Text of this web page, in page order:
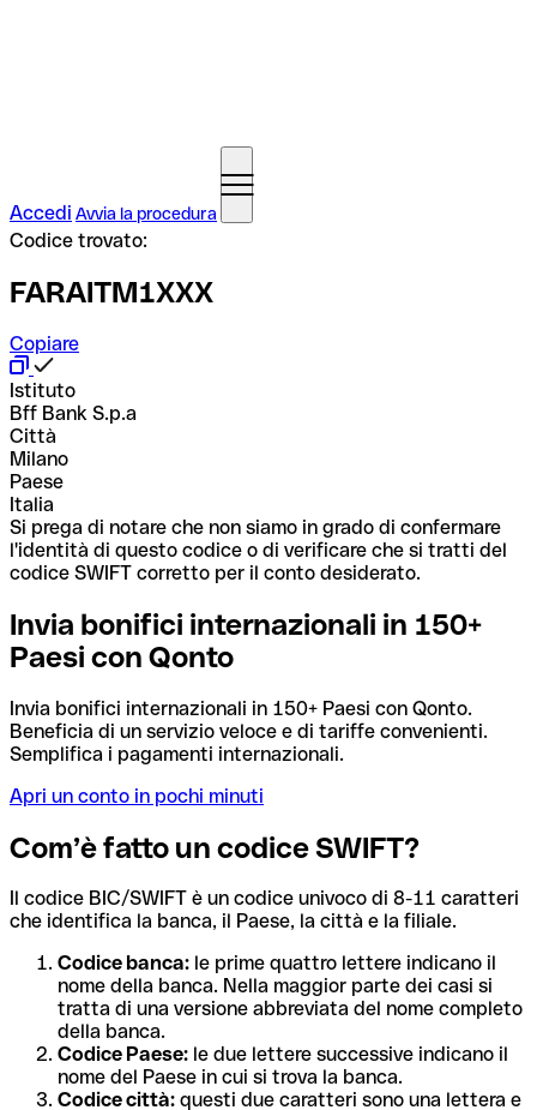
Accedi Avvia la procedura
Codice trovato:
FARAITM1XXX
Copiare
Istituto
Bff Bank S.p.a
Città
Milano
Paese
Italia
Si prega di notare che non siamo in grado di confermare
l'identità di questo codice o di verificare che si tratti del
codice SWIFT corretto per il conto desiderato.
Invia bonifici internazionali in 150+
Paesi con Qonto
Invia bonifici internazionali in 150+ Paesi con Qonto.
Beneficia di un servizio veloce e di tariffe convenienti.
Semplifica i pagamenti internazionali.
Apri un conto in pochi minuti
Com’è fatto un codice SWIFT?
Il codice BIC/SWIFT è un codice univoco di 8-11 caratteri
che identifica la banca, il Paese, la città e la filiale.
Codice banca: le prime quattro lettere indicano il
nome della banca. Nella maggior parte dei casi si
tratta di una versione abbreviata del nome completo
della banca.
Codice Paese: le due lettere successive indicano il
nome del Paese in cui si trova la banca.
Codice città: questi due caratteri sono una lettera e